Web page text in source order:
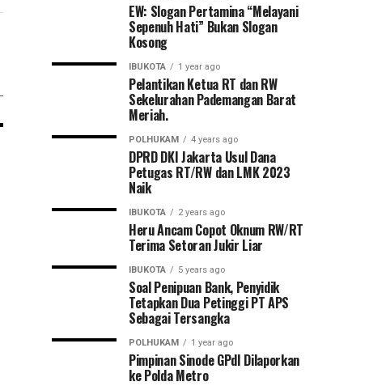
EW: Slogan Pertamina “Melayani
Sepenuh Hati” Bukan Slogan
Kosong
IBUKOTA 1 year ago
Pelantikan Ketua RT dan RW
Sekelurahan Pademangan Barat
Meriah.
POLHUKAM 4 years ago
DPRD DKI Jakarta Usul Dana
Petugas RT/RW dan LMK 2023
Naik
IBUKOTA 2 years ago
Heru Ancam Copot Oknum RW/RT
Terima Setoran Jukir Liar
IBUKOTA 5 years ago
Soal Penipuan Bank, Penyidik
Tetapkan Dua Petinggi PT APS
Sebagai Tersangka
POLHUKAM 1 year ago
Pimpinan Sinode GPdI Dilaporkan
ke Polda Metro